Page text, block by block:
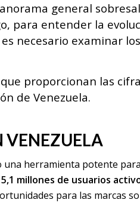
general
para entender la
necesario examinar
proporcionan las
de Venezuela.
VENEZUELA
una herramienta potente
millones de usuarios
para las marcas